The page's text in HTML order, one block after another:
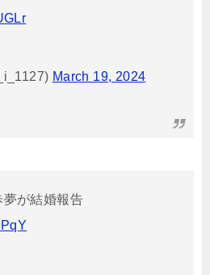
March 19, 2024
夢が結婚報告